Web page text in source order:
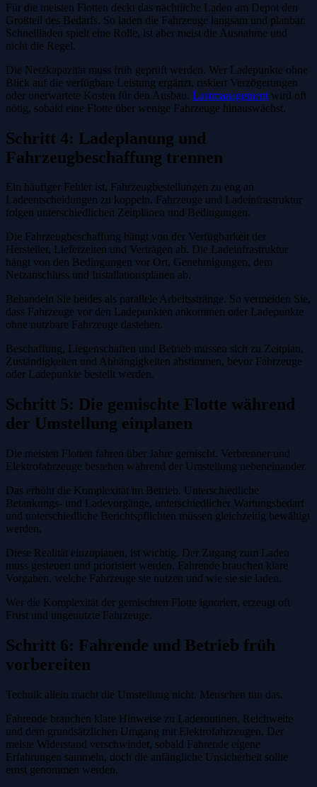
Für die meisten Flotten deckt das nächtliche Laden am Depot den
Großteil des Bedarfs. So laden die Fahrzeuge langsam und planbar.
Schnellladen spielt eine Rolle, ist aber meist die Ausnahme und
nicht die Regel.
Die Netzkapazität muss früh geprüft werden. Wer Ladepunkte ohne
Blick auf die verfügbare Leistung ergänzt, riskiert Verzögerungen
oder unerwartete Kosten für den Ausbau. Lastmanagement wird oft
nötig, sobald eine Flotte über wenige Fahrzeuge hinauswächst.
Schritt 4: Ladeplanung und
Fahrzeugbeschaffung trennen
Ein häufiger Fehler ist, Fahrzeugbestellungen zu eng an
Ladeentscheidungen zu koppeln. Fahrzeuge und Ladeinfrastruktur
folgen unterschiedlichen Zeitplänen und Bedingungen.
Die Fahrzeugbeschaffung hängt von der Verfügbarkeit der
Hersteller, Lieferzeiten und Verträgen ab. Die Ladeinfrastruktur
hängt von den Bedingungen vor Ort, Genehmigungen, dem
Netzanschluss und Installationsplänen ab.
Behandeln Sie beides als parallele Arbeitsstränge. So vermeiden Sie,
dass Fahrzeuge vor den Ladepunkten ankommen oder Ladepunkte
ohne nutzbare Fahrzeuge dastehen.
Beschaffung, Liegenschaften und Betrieb müssen sich zu Zeitplan,
Zuständigkeiten und Abhängigkeiten abstimmen, bevor Fahrzeuge
oder Ladepunkte bestellt werden.
Schritt 5: Die gemischte Flotte während
der Umstellung einplanen
Die meisten Flotten fahren über Jahre gemischt. Verbrenner und
Elektrofahrzeuge bestehen während der Umstellung nebeneinander.
Das erhöht die Komplexität im Betrieb. Unterschiedliche
Betankungs- und Ladevorgänge, unterschiedlicher Wartungsbedarf
und unterschiedliche Berichtspflichten müssen gleichzeitig bewältigt
werden.
Diese Realität einzuplanen, ist wichtig. Der Zugang zum Laden
muss gesteuert und priorisiert werden. Fahrende brauchen klare
Vorgaben, welche Fahrzeuge sie nutzen und wie sie sie laden.
Wer die Komplexität der gemischten Flotte ignoriert, erzeugt oft
Frust und ungenutzte Fahrzeuge.
Schritt 6: Fahrende und Betrieb früh
vorbereiten
Technik allein macht die Umstellung nicht. Menschen tun das.
Fahrende brauchen klare Hinweise zu Laderoutinen, Reichweite
und dem grundsätzlichen Umgang mit Elektrofahrzeugen. Der
meiste Widerstand verschwindet, sobald Fahrende eigene
Erfahrungen sammeln, doch die anfängliche Unsicherheit sollte
ernst genommen werden.